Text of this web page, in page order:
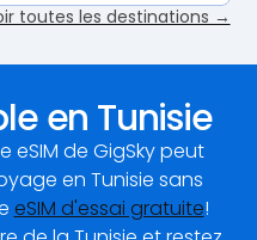
toutes les destinations →
en Tunisie
eSIM de GigSky peut
en Tunisie sans
eSIM d'essai gratuite!